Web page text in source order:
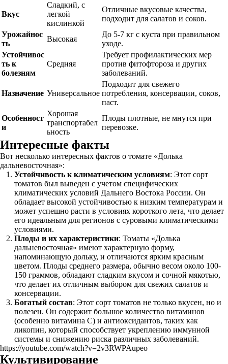
Вкус
Сладкий, с
легкой
кислинкой
Отличные вкусовые качества,
подходит для салатов и соков.
Урожайнос
ть
Высокая
До 5-7 кг с куста при правильном
уходе.
Устойчивос
ть к
болезням
Средняя
Требует профилактических мер
против фитофтороза и других
заболеваний.
Назначение Универсальное
Подходит для свежего
потребления, консервации, соков,
паст.
Особенност
и
Хорошая
транспортабел
ьность
Плоды плотные, не мнутся при
перевозке.
Интересные факты
Вот несколько интересных фактов о томате «Долька
дальневосточная»:
Устойчивость к климатическим условиям: Этот сорт
томатов был выведен с учетом специфических
климатических условий Дальнего Востока России. Он
обладает высокой устойчивостью к низким температурам и
может успешно расти в условиях короткого лета, что делает
его идеальным для регионов с суровыми климатическими
условиями.
Плоды и их характеристики: Томаты «Долька
дальневосточная» имеют характерную форму,
напоминающую дольку, и отличаются ярким красным
цветом. Плоды среднего размера, обычно весом около 100-
150 граммов, обладают сладким вкусом и сочной мякотью,
что делает их отличным выбором для свежих салатов и
консервации.
Богатый состав: Этот сорт томатов не только вкусен, но и
полезен. Он содержит большое количество витаминов
(особенно витамина C) и антиоксидантов, таких как
ликопин, который способствует укреплению иммунной
системы и снижению риска различных заболеваний.
https://youtube.com/watch?v=2v3RWPAupeo
Культивирование